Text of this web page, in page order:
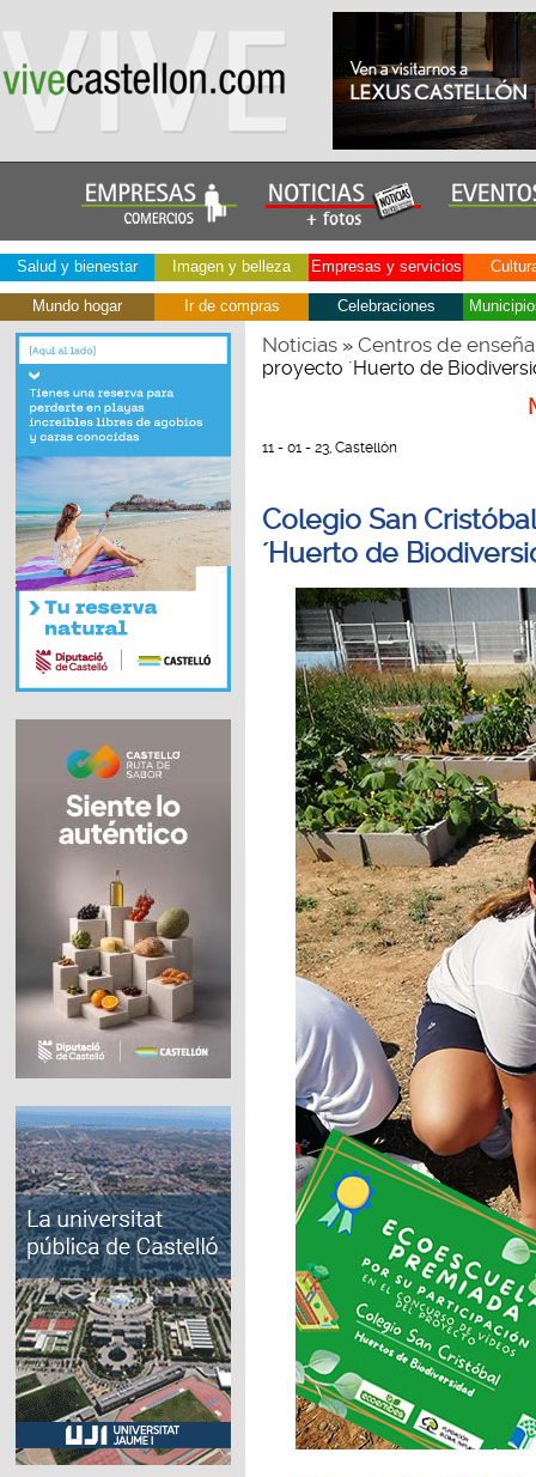
Salud y bienestar Imagen y belleza Empresas y servicios
Mundo hogar Ir de compras Celebraciones
Noticias» Centros de
proyecto ´Huerto de
11 - 01 - 23, Castellón
Colegio San
´Huerto de